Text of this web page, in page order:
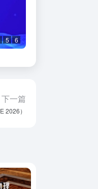
5 6
下一篇
2026）